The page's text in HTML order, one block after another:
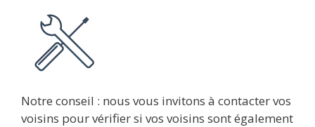
Notre conseil : nous vous invitons à contacter vos
voisins pour vérifier si vos voisins sont également